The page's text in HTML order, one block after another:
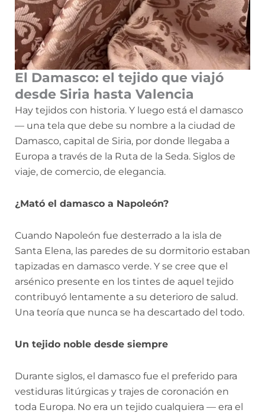
El Damasco: el tejido que viajó
desde Siria hasta Valencia
Hay tejidos con historia. Y luego está el damasco
— una tela que debe su nombre a la ciudad de
Damasco, capital de Siria, por donde llegaba a
Europa a través de la Ruta de la Seda. Siglos de
viaje, de comercio, de elegancia.
¿Mató el damasco a Napoleón?
Cuando Napoleón fue desterrado a la isla de
Santa Elena, las paredes de su dormitorio estaban
tapizadas en damasco verde. Y se cree que el
arsénico presente en los tintes de aquel tejido
contribuyó lentamente a su deterioro de salud.
Una teoría que nunca se ha descartado del todo.
Un tejido noble desde siempre
Durante siglos, el damasco fue el preferido para
vestiduras litúrgicas y trajes de coronación en
toda Europa. No era un tejido cualquiera — era el